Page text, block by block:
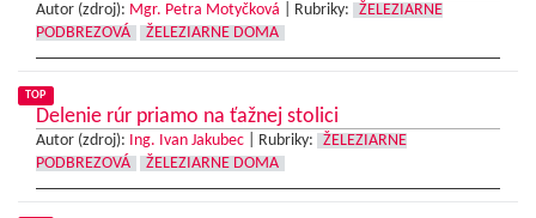
Autor (zdroj): Mgr. Petra Motyčková Rubriky:
ŽELEZIARNE
PODBREZOVÁ
ŽELEZIARNE DOMA
TOP
Delenie rúr priamo na ťažnej stolici
Autor (zdroj): Ing. Ivan Jakubec Rubriky:
ŽELEZIARNE
PODBREZOVÁ
ŽELEZIARNE DOMA